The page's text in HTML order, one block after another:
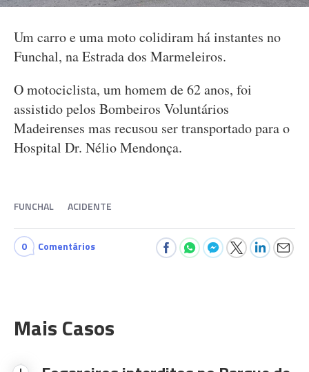
Um carro e uma moto colidiram há instantes no
Funchal, na Estrada dos Marmeleiros.
O motociclista, um homem de 62 anos, foi
assistido pelos Bombeiros Voluntários
Madeirenses mas recusou ser transportado para o
Hospital Dr. Nélio Mendonça.
FUNCHAL ACIDENTE
0 Comentários
Mais Casos